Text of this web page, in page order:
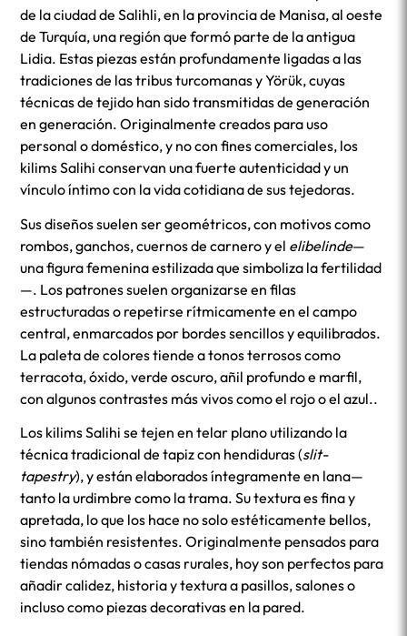
de la ciudad de Salihli, en la provincia de Manisa, al oeste
de Turquía, una región que formó parte de la antigua
Lidia. Estas piezas están profundamente ligadas a las
tradiciones de las tribus turcomanas y Yörük, cuyas
técnicas de tejido han sido transmitidas de generación
en generación. Originalmente creados para uso
personal o doméstico, y no con fines comerciales, los
kilims Salihi conservan una fuerte autenticidad y un
vínculo íntimo con la vida cotidiana de sus tejedoras.
Sus diseños suelen ser geométricos, con motivos como
rombos, ganchos, cuernos de carnero y el elibelinde—
una figura femenina estilizada que simboliza la fertilidad
—. Los patrones suelen organizarse en filas
estructuradas o repetirse rítmicamente en el campo
central, enmarcados por bordes sencillos y equilibrados.
La paleta de colores tiende a tonos terrosos como
terracota, óxido, verde oscuro, añil profundo e marfil,
con algunos contrastes más vivos como el rojo o el azul..
Los kilims Salihi se tejen en telar plano utilizando la
técnica tradicional de tapiz con hendiduras (slit-
tapestry), y están elaborados íntegramente en lana—
tanto la urdimbre como la trama. Su textura es fina y
apretada, lo que los hace no solo estéticamente bellos,
sino también resistentes. Originalmente pensados para
tiendas nómadas o casas rurales, hoy son perfectos para
añadir calidez, historia y textura a pasillos, salones o
incluso como piezas decorativas en la pared.